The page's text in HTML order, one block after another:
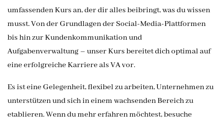
umfassenden Kurs an, der dir alles beibringt, was du wissen
musst. Von der Grundlagen der Social-Media-Plattformen
bis hin zur Kundenkommunikation und
Aufgabenverwaltung – unser Kurs bereitet dich optimal auf
eine erfolgreiche Karriere als VA vor.
Es ist eine Gelegenheit, flexibel zu arbeiten, Unternehmen zu
unterstützen und sich in einem wachsenden Bereich zu
etablieren. Wenn du mehr erfahren möchtest, besuche